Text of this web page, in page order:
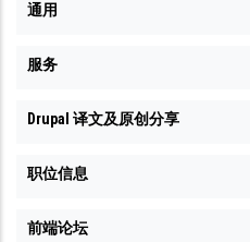
通用
服务
Drupal 译文及原创分享
职位信息
前端论坛